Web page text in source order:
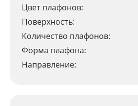
Цвет плафонов:
Поверхность:
Количество плафонов:
Форма плафона:
Направление: